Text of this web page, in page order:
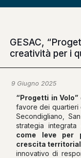
GESAC,
creatività per i
9 Giugno 2025
“Progetti in Volo”
favore dei quartieri
Secondigliano,
strategia
come leve per
crescita
innovativo di